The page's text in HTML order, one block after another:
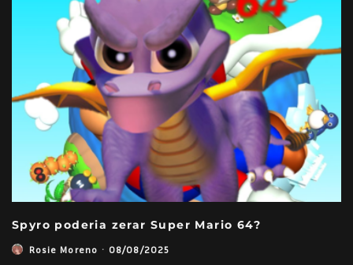
Spyro poderia zerar Super Mario 64?
Rosie Moreno · 08/08/2025